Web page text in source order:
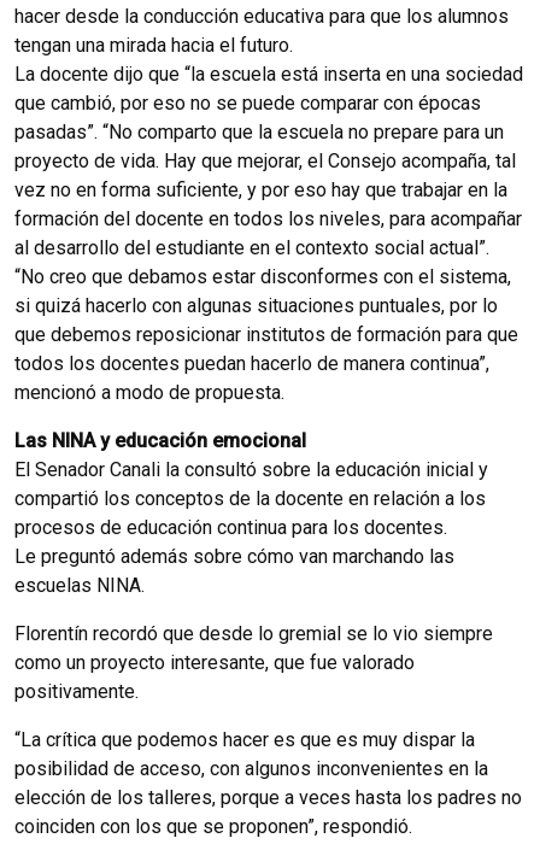
hacer desde la conducción educativa para que los alumnos
tengan una mirada hacia el futuro.
La docente dijo que “la escuela está inserta en una sociedad
que cambió, por eso no se puede comparar con épocas
pasadas”. “No comparto que la escuela no prepare para un
proyecto de vida. Hay que mejorar, el Consejo acompaña, tal
vez no en forma suficiente, y por eso hay que trabajar en la
formación del docente en todos los niveles, para acompañar
al desarrollo del estudiante en el contexto social actual”.
“No creo que debamos estar disconformes con el sistema,
si quizá hacerlo con algunas situaciones puntuales, por lo
que debemos reposicionar institutos de formación para que
todos los docentes puedan hacerlo de manera continua”,
mencionó a modo de propuesta.
Las NINA y educación emocional
El Senador Canali la consultó sobre la educación inicial y
compartió los conceptos de la docente en relación a los
procesos de educación continua para los docentes.
Le preguntó además sobre cómo van marchando las
escuelas NINA.
Florentín recordó que desde lo gremial se lo vio siempre
como un proyecto interesante, que fue valorado
positivamente.
“La crítica que podemos hacer es que es muy dispar la
posibilidad de acceso, con algunos inconvenientes en la
elección de los talleres, porque a veces hasta los padres no
coinciden con los que se proponen”, respondió.